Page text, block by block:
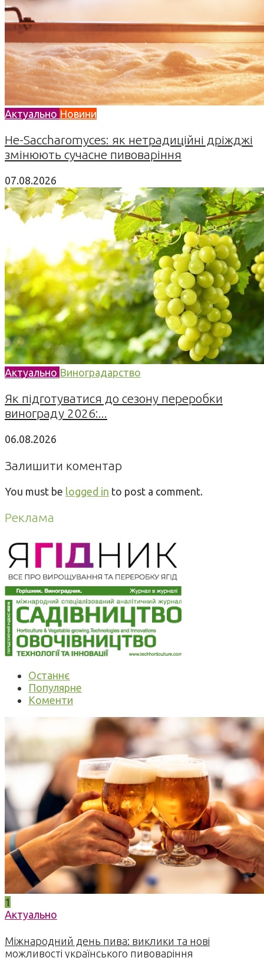
Актуально Новини
Не-Saccharomyces: як нетрадиційні дріжджі
змінюють сучасне пивоваріння
07.08.2026
Актуально Виноградарство
Як підготуватися до сезону переробки
винограду 2026:...
06.08.2026
Залишити коментар
You must be logged in to post a comment.
Реклама
Останнє
Популярне
Коменти
1
Актуально
Міжнародний день пива: виклики та нові
можливості українського пивоваріння